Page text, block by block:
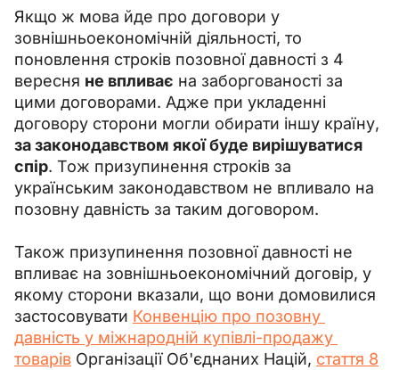
Якщо ж мова йде про договори у
зовнішньоекономічній діяльності, то
поновлення строків позовної давності з 4
вересня не впливає на заборгованості за
цими договорами. Адже при укладенні
договору сторони могли обирати іншу країну,
за законодавством якої буде вирішуватися
спір. Тож призупинення строків за
українським законодавством не впливало на
позовну давність за таким договором.
Також призупинення позовної давності не
впливає на зовнішньоекономічний договір, у
якому сторони вказали, що вони домовилися
застосовувати Конвенцію про позовну
давність у міжнародній купівлі-продажу
товарів Організації Об'єднаних Націй, стаття 8